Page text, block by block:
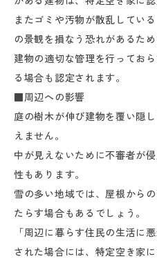
またゴミや汚物が散乱してい
の景観を損なう恐れがあるため
建物の適切な管理を行ってお
る場合も認定されます。
■周辺への影響
庭の樹木が伸び建物を覆い隠
えません。
中が見えないために不審者が
性もあります。
雪の多い地域では、屋根から
たらす場合もあるでしょう。
「周辺に暮らす住民の生活に
された場合には、特定空き家に